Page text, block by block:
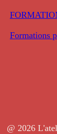
Formations
@ 2026